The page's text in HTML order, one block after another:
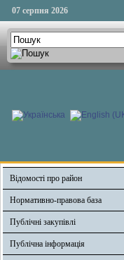
07 серпня 2026
Відомості про район
Нормативно-правова база
Публічні закупівлі
Публічна інформація